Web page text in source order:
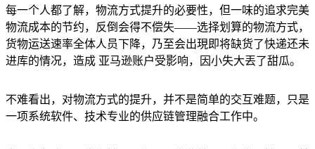
每一个人都了解，物流方式提升的必要性，但一味的追求完美
物流成本的节约，反倒会得不偿失——选择划算的物流方式，
货物运送速率全体人员下降，乃至会出現即将缺货了快递还未
进库的情况，造成 亚马逊账户受影响，因小失大丟了甜瓜。
不难看出，对物流方式的提升，并不是简单的交互难题，只是
一项系统软件、技术专业的供应链管理融合工作中。